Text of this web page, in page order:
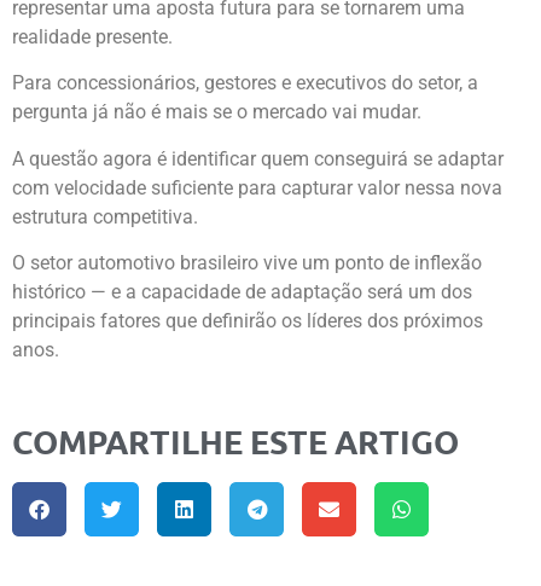
representar uma aposta futura para se tornarem uma
realidade presente.
Para concessionários, gestores e executivos do setor, a
pergunta já não é mais se o mercado vai mudar.
A questão agora é identificar quem conseguirá se adaptar
com velocidade suficiente para capturar valor nessa nova
estrutura competitiva.
O setor automotivo brasileiro vive um ponto de inflexão
histórico — e a capacidade de adaptação será um dos
principais fatores que definirão os líderes dos próximos
anos.
COMPARTILHE ESTE ARTIGO